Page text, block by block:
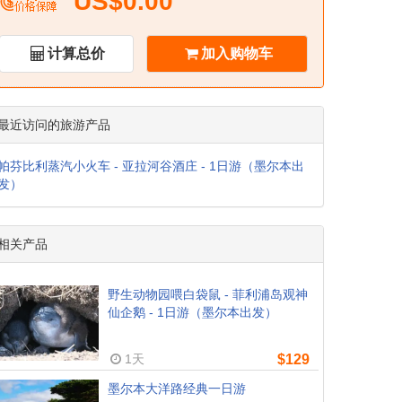
计算总价 加入购物车
近访问的旅游产品
芬比利蒸汽小火车 - 亚拉河谷酒庄 - 1日游（墨尔本出
）
关产品
野生动物园喂白袋鼠 - 菲利浦岛观神
仙企鹅 - 1日游（墨尔本出发）
1天 $129
墨尔本大洋路经典一日游